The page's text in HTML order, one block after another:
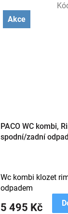
Akce
PACO WC kombi,
spodní/zadní
5 495 Kč
Wc kombi klozet
odpadem